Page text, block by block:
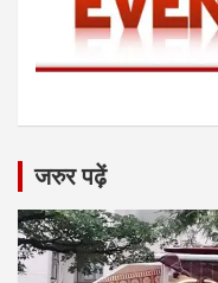
जरुर पढ़ें